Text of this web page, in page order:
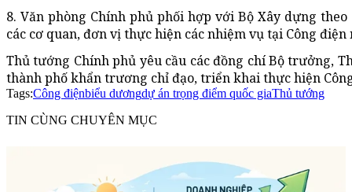
8. Văn phòng Chính phủ phối hợp với Bộ Xây dựng
các cơ quan, đơn vị thực hiện các nhiệm vụ tại Công
Thủ tướng Chính phủ yêu cầu các đồng chí Bộ trưởng,
thành phố khẩn trương chỉ đạo, triển khai thực hiện
Tags:Công điệnbiểu dươngdự án trọng điểm quốc giaThủ tướng
TIN CÙNG CHUYÊN MỤC